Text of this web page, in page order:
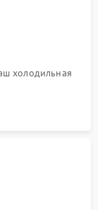
холодильная